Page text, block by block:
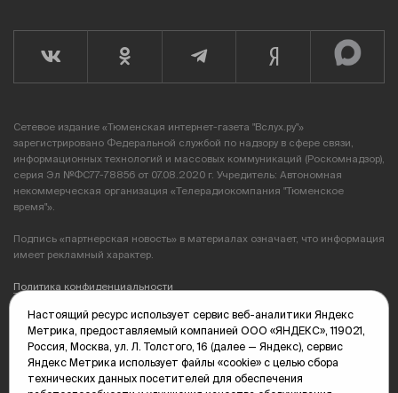
Сетевое издание «Тюменская интернет-газета "Вслух.ру"»
зарегистрировано Федеральной службой по надзору в сфере связи,
информационных технологий и массовых коммуникаций (Роскомнадзор),
серия Эл №ФС77-78856 от 07.08.2020 г. Учредитель: Автономная
некоммерческая организация «Телерадиокомпания "Тюменское
время"».
Подпись «партнерская новость» в материалах означает, что информация
имеет рекламный характер.
Политика конфиденциальности
Редакция: 625035, Тюмень, пр. Геологоразведчиков, 28А
(3452) 68-89-05
edit@vsluh.ru
Главный редактор: Панкина Т.Ю.
Настоящий ресурс использует сервис веб-аналитики Яндекс
Метрика, предоставляемый компанией ООО «ЯНДЕКС», 119021,
Россия, Москва, ул. Л. Толстого, 16 (далее — Яндекс), сервис
Яндекс Метрика использует файлы «cookie» с целью сбора
технических данных посетителей для обеспечения